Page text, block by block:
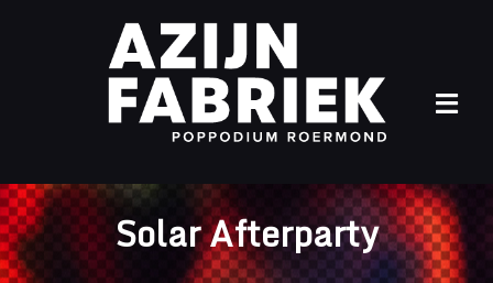
Agenda Solar Afterparty